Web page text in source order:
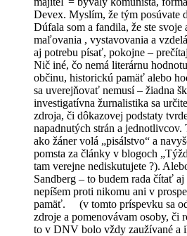
Devex. Myslím, že tým posúvate
Dúfala som a fandila, že ste
maľovania , vystavovania a
aj potrebu písať, pokojne –
Nič iné, čo nemá literárnu
občinu, historickú pamäť alebo
sa uverejňovať nemusí – žiadna
investigatívna žurnalistika sa
zdroja, či dôkazovej podstaty
napadnutých strán a jednotlivcov.
ako žáner volá „pisálstvo“ a
pomsta za články v blogoch
tam verejne nediskutujete ?).
Sandberg – to budem rada čítať
nepíšem proti nikomu ani v
pamäť. (v tomto príspevku sa
zdroje a pomenovávam osoby, či
to v DNV bolo vždy zaužívané a